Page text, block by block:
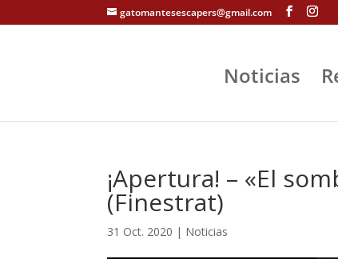
gatomantesescapers@gmail.com
Noticias
¡Apertura! – «El
(Finestrat)
31 Oct. 2020 | Noticias